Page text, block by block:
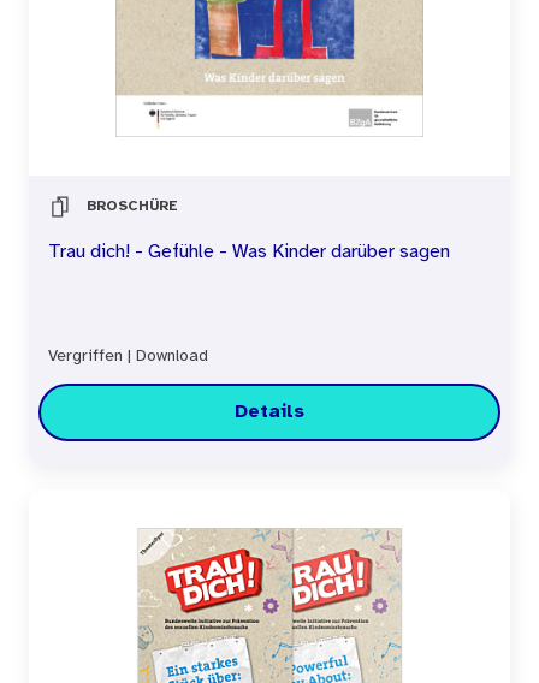
BROSCHÜRE
Trau dich! - Gefühle - Was Kinder darüber sagen
Vergriffen Download
Details